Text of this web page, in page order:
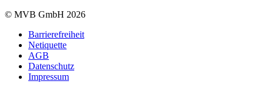
© MVB GmbH 2026
Barrierefreiheit
Netiquette
AGB
Datenschutz
Impressum